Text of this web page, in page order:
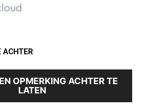
ACHTER
OPMERKING ACHTER TE
LATEN